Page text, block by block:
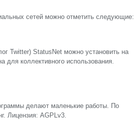
сетей можно отметить следующие:
Twitter) StatusNet можно установить на
для коллективного использования.
делают маленькие работы. По
Лицензия: AGPLv3.